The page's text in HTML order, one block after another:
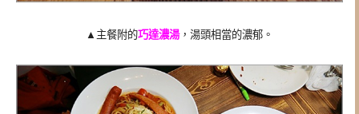
▲ 主餐附的巧達濃湯，湯頭相當的濃郁 。